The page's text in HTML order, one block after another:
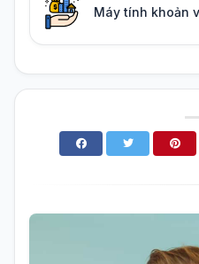
Máy tính khoản